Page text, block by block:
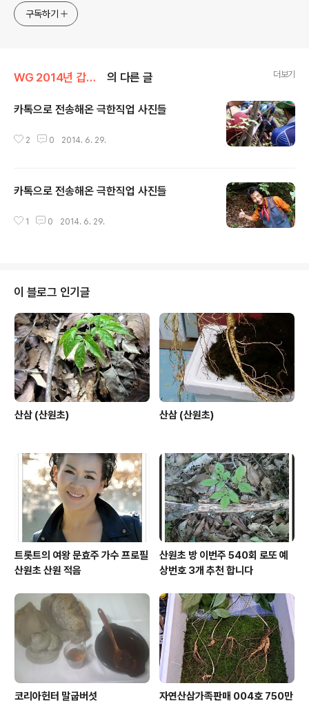
구독하기
WG 2014년 갑오년 기록 의 다른 글 더보기
카톡으로 전송해온 극한직업 사진들
2 0 2014. 6. 29.
카톡으로 전송해온 극한직업 사진들
1 0 2014. 6. 29.
이 블로그 인기글
산삼 (산원초) 산삼 (산원초)
트롯트의 여왕 문효주 가수 프로필
산원초 산원 적음
산원초 방 이번주 540회 로또 예
상번호 3개 추천 합니다
코리아헌터 말굽버섯 자연산삼가족판매 004호 750만